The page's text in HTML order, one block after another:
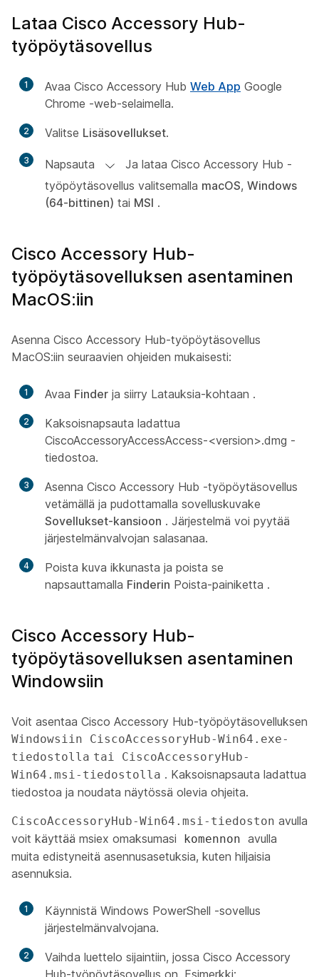
Lataa Cisco Accessory Hub-
työpöytäsovellus
1 Avaa Cisco Accessory Hub Web App Google
Chrome -web-selaimella.
2 Valitse Lisäsovellukset.
3 Napsauta
Ja lataa Cisco Accessory Hub -
työpöytäsovellus valitsemalla macOS, Windows
(64-bittinen) tai MSI .
Cisco Accessory Hub-
työpöytäsovelluksen asentaminen
MacOS:iin
Asenna Cisco Accessory Hub-työpöytäsovellus
MacOS:iin seuraavien ohjeiden mukaisesti:
1 Avaa Finder ja siirry Latauksia-kohtaan .
2
Kaksoisnapsauta ladattua
CiscoAccessoryAccessAccess-<version>.dmg -
tiedostoa.
3
Asenna Cisco Accessory Hub -työpöytäsovellus
vetämällä ja pudottamalla sovelluskuvake
Sovellukset-kansioon . Järjestelmä voi pyytää
järjestelmänvalvojan salasanaa.
4
Poista kuva ikkunasta ja poista se
napsauttamalla Finderin Poista-painiketta .
Cisco Accessory Hub-
työpöytäsovelluksen asentaminen
Windowsiin
Voit asentaa Cisco Accessory Hub-työpöytäsovelluksen
Windowsiin CiscoAccessoryHub-Win64.exe-
tiedostolla tai CiscoAccessoryHub-
Win64.msi-tiedostolla . Kaksoisnapsauta ladattua
tiedostoa ja noudata näytössä olevia ohjeita.
CiscoAccessoryHub-Win64.msi-tiedoston avulla
voit käyttää msiex omaksumasi
komennon avulla
muita edistyneitä asennusasetuksia, kuten hiljaisia
asennuksia.
1
Käynnistä Windows PowerShell -sovellus
järjestelmänvalvojana.
2
Vaihda luettelo sijaintiin, jossa Cisco Accessory
Hub-työpöytäsovellus on. Esimerkki: